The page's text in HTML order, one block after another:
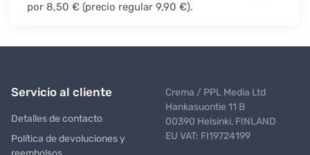
por 8,50 € (precio regular 9,90 €).
Servicio al cliente
Detalles de contacto
Política de devoluciones y
Crema / PPL Media Ltd
Hankasuontie 11 B
00390 Helsinki, FINLAND
EU VAT: FI19724199